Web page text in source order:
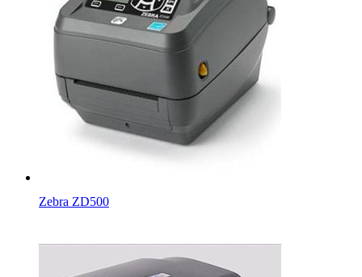
Zebra ZD500